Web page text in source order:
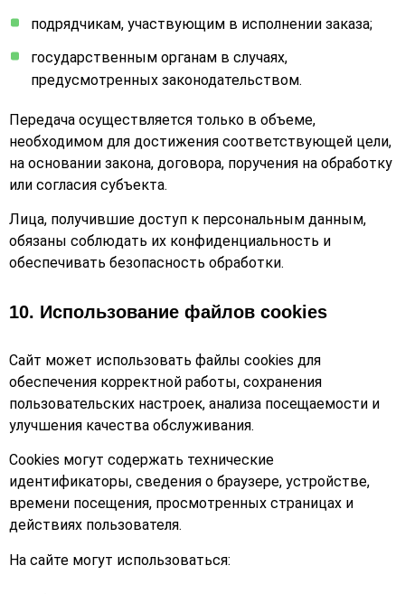
подрядчикам, участвующим в исполнении заказа;
государственным органам в случаях,
предусмотренных законодательством.
Передача осуществляется только в объеме,
необходимом для достижения соответствующей цели,
на основании закона, договора, поручения на обработку
или согласия субъекта.
Лица, получившие доступ к персональным данным,
обязаны соблюдать их конфиденциальность и
обеспечивать безопасность обработки.
10. Использование файлов cookies
Сайт может использовать файлы cookies для
обеспечения корректной работы, сохранения
пользовательских настроек, анализа посещаемости и
улучшения качества обслуживания.
Cookies могут содержать технические
идентификаторы, сведения о браузере, устройстве,
времени посещения, просмотренных страницах и
действиях пользователя.
На сайте могут использоваться: